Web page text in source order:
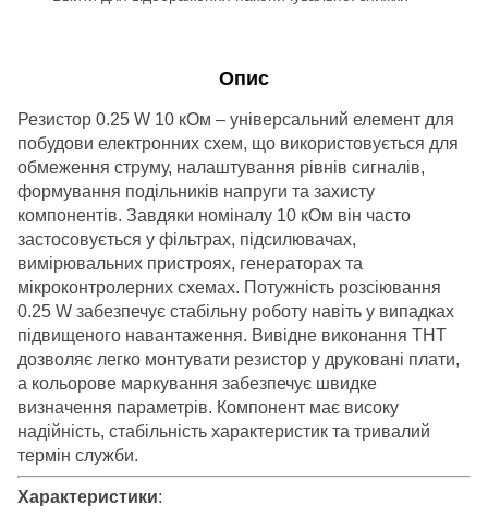
Опис
Резистор 0.25 W 10 кОм – універсальний елемент для
побудови електронних схем, що використовується для
обмеження струму, налаштування рівнів сигналів,
формування подільників напруги та захисту
компонентів. Завдяки номіналу 10 кОм він часто
застосовується у фільтрах, підсилювачах,
вимірювальних пристроях, генераторах та
мікроконтролерних схемах. Потужність розсіювання
0.25 W забезпечує стабільну роботу навіть у випадках
підвищеного навантаження. Вивідне виконання THT
дозволяє легко монтувати резистор у друковані плати,
а кольорове маркування забезпечує швидке
визначення параметрів. Компонент має високу
надійність, стабільність характеристик та тривалий
термін служби.
Характеристики: